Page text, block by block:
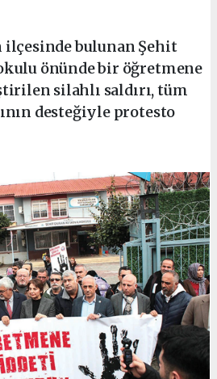
ilçesinde bulunan Şehit
önünde bir öğretmene
silahlı saldırı, tüm
desteğiyle protesto